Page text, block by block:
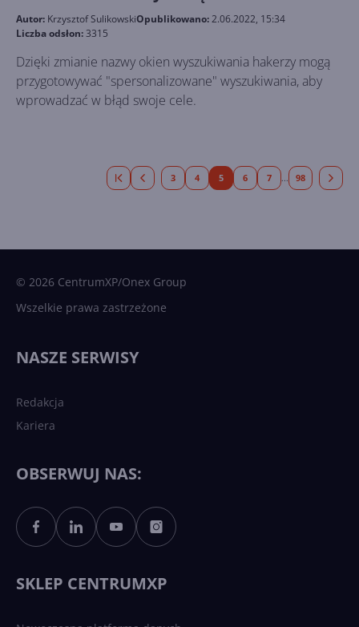
Autor: Krzysztof SulikowskiOpublikowano:2.06.2022, 15:34
Liczba odsłon:3315
Dzięki zmianie nazwy okien wyszukiwania hakerzy mogą
przygotowywać "spersonalizowane" wyszukiwania, aby
wprowadzać w błąd swoje cele.
3 4 5 6 7 ... 98
© 2026 CentrumXP/Onex Group
Wszelkie prawa zastrzeżone
NASZE SERWISY
Redakcja
Kariera
OBSERWUJ NAS:
SKLEP CENTRUMXP